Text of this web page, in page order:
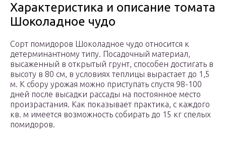
Характеристика и описание томата
Шоколадное чудо
Сорт помидоров Шоколадное чудо относится к
детерминантному типу. Посадочный материал,
высаженный в открытый грунт, способен достигать в
высоту в 80 см, в условиях теплицы вырастает до 1,5
м. К сбору урожая можно приступать спустя 98-100
дней после высадки рассады на постоянное место
произрастания. Как показывает практика, с каждого
кв. м имеется возможность собирать до 15 кг спелых
помидоров.